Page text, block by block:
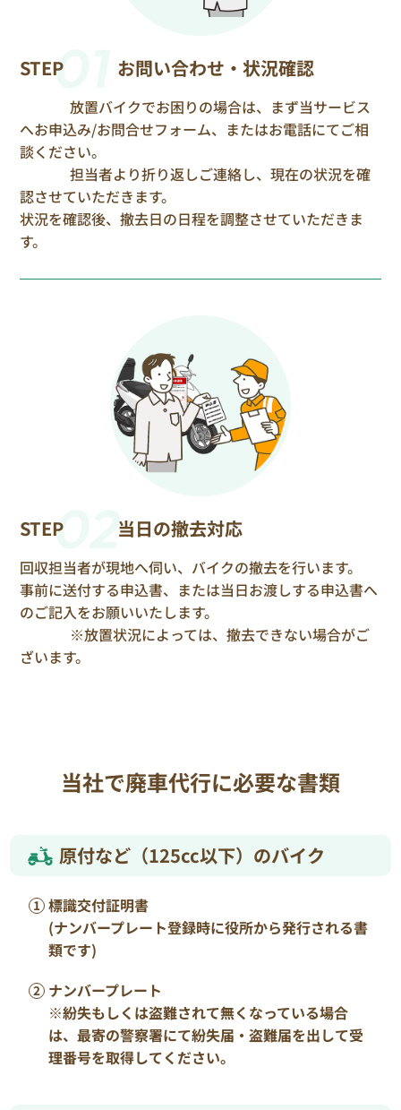
STEP01
お問い合わせ・状況確認
放置バイクでお困りの場合は、まず当サービス
へお申込み/お問合せフォーム、またはお電話にてご相
談ください。
担当者より折り返しご連絡し、現在の状況を確
認させていただきます。
状況を確認後、撤去日の日程を調整させていただきま
す。
STEP02
当日の撤去対応
回収担当者が現地へ伺い、バイクの撤去を行います。
事前に送付する申込書、または当日お渡しする申込書へ
のご記入をお願いいたします。
※放置状況によっては、撤去できない場合がご
ざいます。
当社で廃車代行に必要な書類
原付など（125cc以下）のバイク
標識交付証明書
(ナンバープレート登録時に役所から発行される書
類です)
ナンバープレート
※紛失もしくは盗難されて無くなっている場合
は、最寄の警察署にて紛失届・盗難届を出して受
理番号を取得してください。